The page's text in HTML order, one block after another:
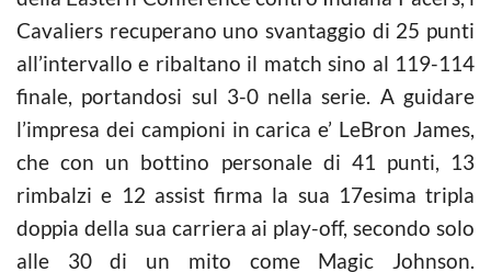
Cavaliers recuperano uno svantaggio di 25 punti
all’intervallo e ribaltano il match sino al 119-114
finale, portandosi sul 3-0 nella serie. A guidare
l’impresa dei campioni in carica e’ LeBron James,
che con un bottino personale di 41 punti, 13
rimbalzi e 12 assist firma la sua 17esima tripla
doppia della sua carriera ai play-off, secondo solo
alle 30 di un mito come Magic Johnson.